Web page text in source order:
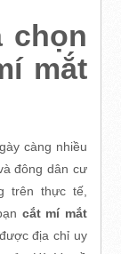
chọn
mắt
càng nhiều
đông dân cư
trên thực tế,
cắt mí mắt
địa chỉ uy